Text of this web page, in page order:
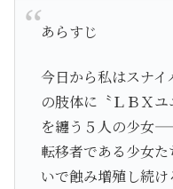
あらすじ
今日から私はスナ
の肢体に〝ＬＢＸ
を纏う５人の少女
転移者である少女
いで蝕み増殖し続